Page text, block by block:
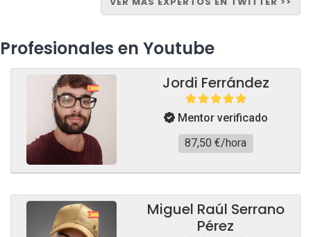
Profesionales en Youtube
Jordi Ferrández
Mentor verificado
87,50 €/hora
Miguel Raúl Serrano
Pérez